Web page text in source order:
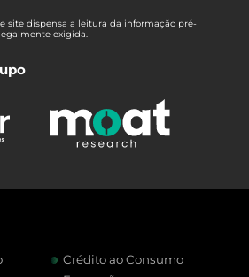
site dispensa a leitura da informação pré-
exigida.
Crédito ao Consumo